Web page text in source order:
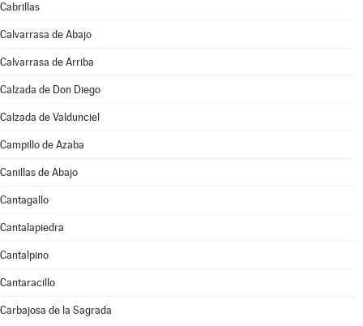
Cabrillas
Calvarrasa de Abajo
Calvarrasa de Arriba
Calzada de Don Diego
Calzada de Valdunciel
Campillo de Azaba
Canillas de Abajo
Cantagallo
Cantalapiedra
Cantalpino
Cantaracillo
Carbajosa de la Sagrada